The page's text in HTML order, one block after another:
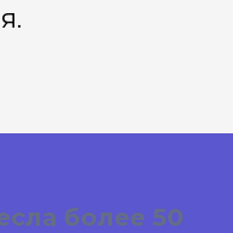
более 50